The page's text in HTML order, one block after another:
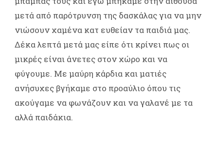
μετά από παρότρυνση της δασκάλας για να μην
νιώσουν χαμένα κατ ευθείαν τα παιδιά μας.
Δέκα λεπτά μετά μας είπε ότι κρίνει πως οι
μικρές είναι άνετες στον χώρο και να
φύγουμε. Με μαύρη κάρδια και ματιές
ανήσυχες βγήκαμε στο προαύλιο όπου τις
ακούγαμε να φωνάζουν και να γαλανέ με τα
αλλά παιδάκια.